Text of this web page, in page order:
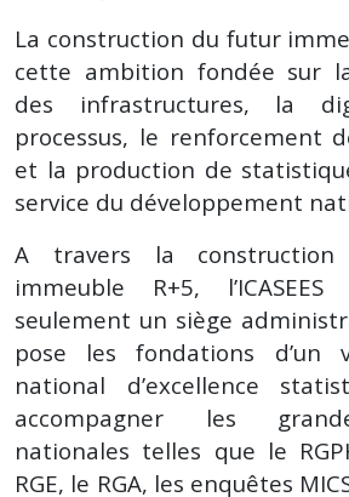
La construction du futur
cette ambition fondée sur
des infrastructures, la
processus, le renforcement
et la production de
service du développement
A travers la
immeuble R+5,
seulement un siège
pose les fondations d’un
national d’excellence
accompagner les
nationales telles que le
RGE, le RGA, les enquêtes